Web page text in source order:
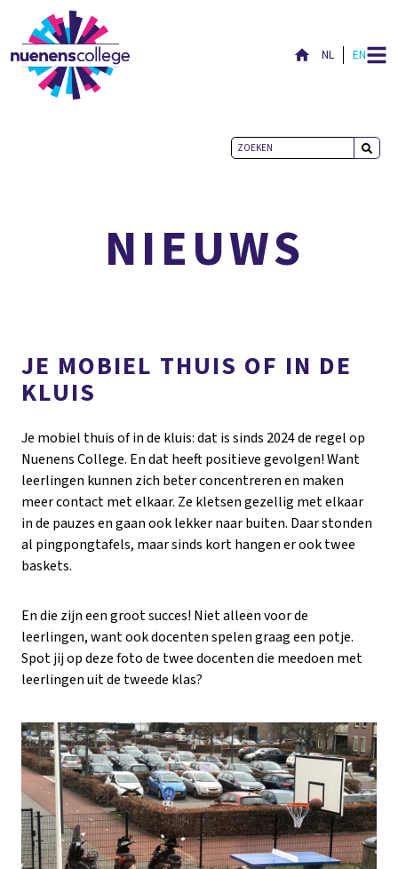
NL EN
ACTUEEL
NIEUWS
JE MOBIEL THUIS OF IN DE
KLUIS
Je mobiel thuis of in de kluis: dat is sinds 2024 de regel op
Nuenens College. En dat heeft positieve gevolgen! Want
leerlingen kunnen zich beter concentreren en maken
meer contact met elkaar. Ze kletsen gezellig met elkaar
in de pauzes en gaan ook lekker naar buiten. Daar stonden
al pingpongtafels, maar sinds kort hangen er ook twee
baskets.
En die zijn een groot succes! Niet alleen voor de
leerlingen, want ook docenten spelen graag een potje.
Spot jij op deze foto de twee docenten die meedoen met
leerlingen uit de tweede klas?